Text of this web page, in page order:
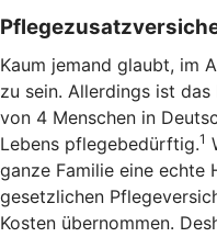
Kaum jemand glaubt, im
zu sein. Allerdings ist
von 4 Menschen in
Lebens pflegebedürftig.1
ganze Familie eine echte
gesetzlichen
Kosten übernommen.